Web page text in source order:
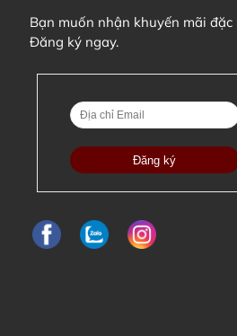
Bạn muốn nhận khuyến mãi đặc
Đăng ký ngay.